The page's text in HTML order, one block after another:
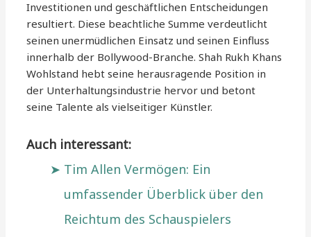
Investitionen und geschäftlichen Entscheidungen
resultiert. Diese beachtliche Summe verdeutlicht
seinen unermüdlichen Einsatz und seinen Einfluss
innerhalb der Bollywood-Branche. Shah Rukh Khans
Wohlstand hebt seine herausragende Position in
der Unterhaltungsindustrie hervor und betont
seine Talente als vielseitiger Künstler.
Auch interessant:
Tim Allen Vermögen: Ein
umfassender Überblick über den
Reichtum des Schauspielers